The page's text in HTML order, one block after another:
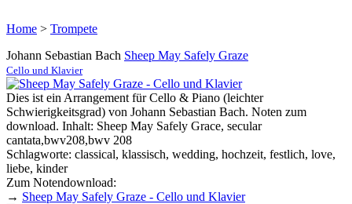
Home > Trompete
Johann Sebastian Bach Sheep May Safely Graze
Cello und Klavier
Dies ist ein Arrangement für Cello & Piano (leichter
Schwierigkeitsgrad) von Johann Sebastian Bach. Noten zum
download. Inhalt: Sheep May Safely Grace, secular
cantata,bwv208,bwv 208
Schlagworte: classical, klassisch, wedding, hochzeit, festlich, love,
liebe, kinder
Zum Notendownload:
→ Sheep May Safely Graze - Cello und Klavier